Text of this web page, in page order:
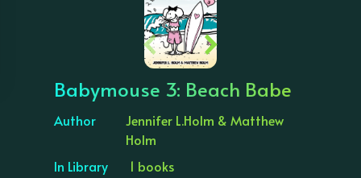
‹ ›
Babymouse 3: Beach Babe
Author
Jennifer L.Holm & Matthew
Holm
In Library
1 books